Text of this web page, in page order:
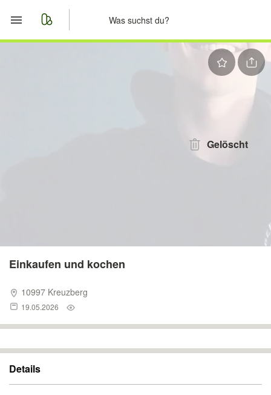
Gelöscht
Einkaufen und kochen
10997 Kreuzberg
19.05.2026
Details